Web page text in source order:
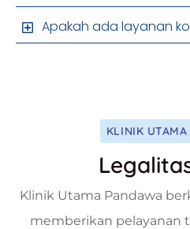
Apakah ada layanan
KLINIK UTAMA
Klinik Utama Pandawa
memberikan pelayanan